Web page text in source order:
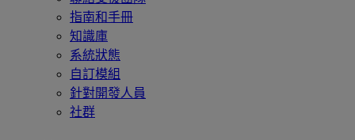
指南和手冊
知識庫
系統狀態
自訂模組
針對開發人員
社群